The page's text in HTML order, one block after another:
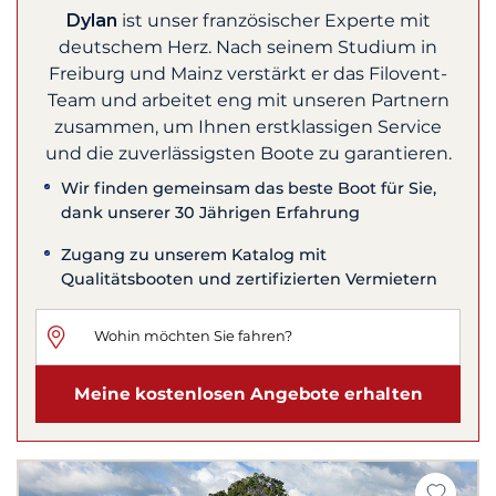
Dylan ist unser französischer Experte mit
deutschem Herz. Nach seinem Studium in
Freiburg und Mainz verstärkt er das Filovent-
Team und arbeitet eng mit unseren Partnern
zusammen, um Ihnen erstklassigen Service
und die zuverlässigsten Boote zu garantieren.
Wir finden gemeinsam das beste Boot für Sie,
dank unserer 30 Jährigen Erfahrung
Zugang zu unserem Katalog mit
Qualitätsbooten und zertifizierten Vermietern
Meine kostenlosen Angebote erhalten